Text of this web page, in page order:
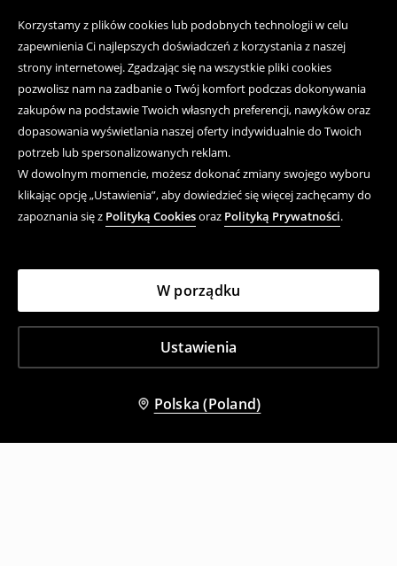
Korzystamy z plików cookies lub podobnych technologii w celu
zapewnienia Ci najlepszych doświadczeń z korzystania z naszej
strony internetowej. Zgadzając się na wszystkie pliki cookies
pozwolisz nam na zadbanie o Twój komfort podczas dokonywania
zakupów na podstawie Twoich własnych preferencji, nawyków oraz
dopasowania wyświetlania naszej oferty indywidualnie do Twoich
potrzeb lub spersonalizowanych reklam.
W dowolnym momencie, możesz dokonać zmiany swojego wyboru
klikając opcję „Ustawienia”, aby dowiedzieć się więcej zachęcamy do
zapoznania się z Polityką Cookiesoraz Polityką Prywatności.
Ustawienia
W porządku
Polska (Poland)